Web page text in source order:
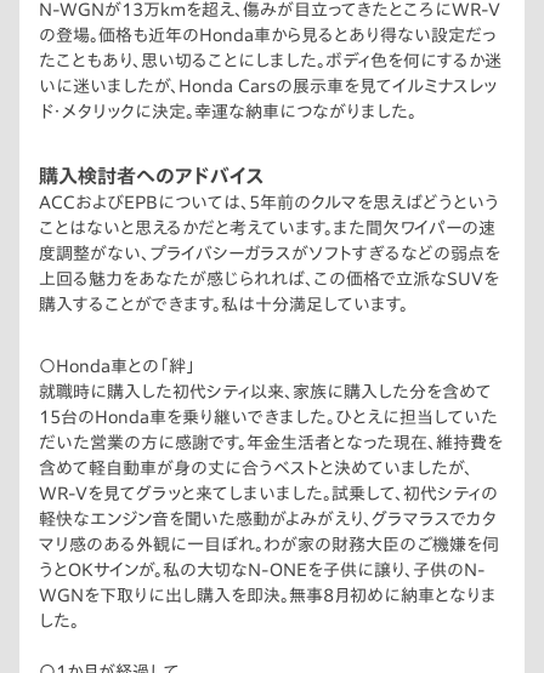
N-WGNが13万kmを超え、傷みが目立ってきたところにWR-V
の登場。価格も近年のHonda車から見るとあり得ない設定だっ
たこともあり、思い切ることにしました。ボディ色を何にするか迷
いに迷いましたが、Honda Carsの展示車を見てイルミナスレッ
ド・メタリックに決定。幸運な納車につながりました。
購入検討者へのアドバイス
ACCおよびEPBについては、5年前のクルマを思えばどうという
ことはないと思えるかだと考えています。また間欠ワイパーの速
度調整がない、プライバシーガラスがソフトすぎるなどの弱点を
上回る魅力をあなたが感じられれば、この価格で立派なSUVを
購入することができます。私は十分満足しています。
〇Honda車との「絆」
就職時に購入した初代シティ以来、家族に購入した分を含めて
15台のHonda車を乗り継いできました。ひとえに担当していた
だいた営業の方に感謝です。年金生活者となった現在、維持費を
含めて軽自動車が身の丈に合うベストと決めていましたが、
WR-Vを見てグラッと来てしまいました。試乗して、初代シティの
軽快なエンジン音を聞いた感動がよみがえり、グラマラスでカタ
マリ感のある外観に一目ぼれ。わが家の財務大臣のご機嫌を伺
うとOKサインが。私の大切なN-ONEを子供に譲り、子供のN-
WGNを下取りに出し購入を即決。無事8月初めに納車となりま
した。